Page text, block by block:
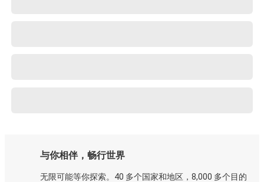
与你相伴，畅行世界
无限可能等你探索。40 多个国家和地区，8,000 多个目的